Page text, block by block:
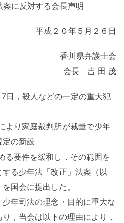
に反対する会長声明
平成２０年５月２６日
香川県弁護士会
会長 吉 田 茂
，殺人などの一定の重大犯
り家庭裁判所が裁量で少年
の新設
要件を緩和し，その範囲を
る少年法「改正」法案（以
国会に提出した。
年司法の理念・目的に重大な
，当会は以下の理由により，